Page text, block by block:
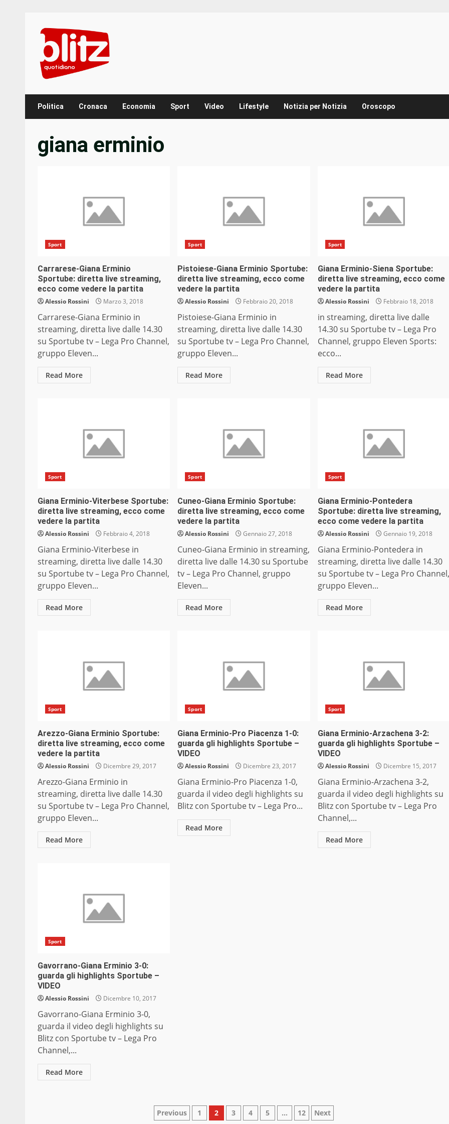
content
Politica Cronaca Economia Sport Video Lifestyle Notizia per Notizia Oroscopo
giana erminio
Sport
Carrarese-Giana Erminio
Sportube: diretta live streaming,
ecco come vedere la partita
Alessio Rossini Marzo 3, 2018
Carrarese-Giana Erminio in
streaming, diretta live dalle 14.30
su Sportube tv – Lega Pro Channel,
gruppo Eleven...
Read More
Sport
Pistoiese-Giana Erminio Sportube:
diretta live streaming, ecco come
vedere la partita
Alessio Rossini Febbraio 20, 2018
Pistoiese-Giana Erminio in
streaming, diretta live dalle 14.30
su Sportube tv – Lega Pro Channel,
gruppo Eleven...
Read More
Sport
Giana Erminio-Siena Sportube:
diretta live streaming, ecco come
vedere la partita
Alessio Rossini Febbraio 18, 2018
in streaming, diretta live dalle
14.30 su Sportube tv – Lega Pro
Channel, gruppo Eleven Sports:
ecco...
Read More
Sport
Giana Erminio-Viterbese Sportube:
diretta live streaming, ecco come
vedere la partita
Alessio Rossini Febbraio 4, 2018
Giana Erminio-Viterbese in
streaming, diretta live dalle 14.30
su Sportube tv – Lega Pro Channel,
gruppo Eleven...
Read More
Sport
Cuneo-Giana Erminio Sportube:
diretta live streaming, ecco come
vedere la partita
Alessio Rossini Gennaio 27, 2018
Cuneo-Giana Erminio in streaming,
diretta live dalle 14.30 su Sportube
tv – Lega Pro Channel, gruppo
Eleven...
Read More
Sport
Giana Erminio-Pontedera
Sportube: diretta live streaming,
ecco come vedere la partita
Alessio Rossini Gennaio 19, 2018
Giana Erminio-Pontedera in
streaming, diretta live dalle 14.30
su Sportube tv – Lega Pro Channel,
gruppo Eleven...
Read More
Sport
Arezzo-Giana Erminio Sportube:
diretta live streaming, ecco come
vedere la partita
Alessio Rossini Dicembre 29, 2017
Arezzo-Giana Erminio in
streaming, diretta live dalle 14.30
su Sportube tv – Lega Pro Channel,
gruppo Eleven...
Read More
Sport
Giana Erminio-Pro Piacenza 1-0:
guarda gli highlights Sportube –
VIDEO
Alessio Rossini Dicembre 23, 2017
Giana Erminio-Pro Piacenza 1-0,
guarda il video degli highlights su
Blitz con Sportube tv – Lega Pro...
Read More
Sport
Giana Erminio-Arzachena 3-2:
guarda gli highlights Sportube –
VIDEO
Alessio Rossini Dicembre 15, 2017
Giana Erminio-Arzachena 3-2,
guarda il video degli highlights su
Blitz con Sportube tv – Lega Pro
Channel,...
Read More
Sport
Gavorrano-Giana Erminio 3-0:
guarda gli highlights Sportube –
VIDEO
Alessio Rossini Dicembre 10, 2017
Gavorrano-Giana Erminio 3-0,
guarda il video degli highlights su
Blitz con Sportube tv – Lega Pro
Channel,...
Read More
Paginazione
Previous 1 2 3 4 5 … 12 Next